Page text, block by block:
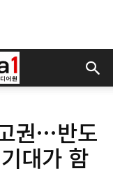
권…반도
대가 함